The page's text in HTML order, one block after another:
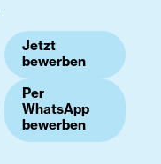
Jetzt
bewerben
Per
WhatsApp
bewerben